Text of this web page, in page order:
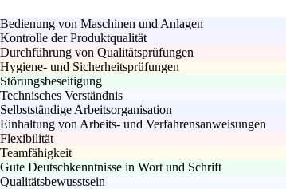
Bedienung von Maschinen und Anlagen
Kontrolle der Produktqualität
Durchführung von Qualitätsprüfungen
Hygiene- und Sicherheitsprüfungen
Störungsbeseitigung
Technisches Verständnis
Selbstständige Arbeitsorganisation
Einhaltung von Arbeits- und Verfahrensanweisungen
Flexibilität
Teamfähigkeit
Gute Deutschkenntnisse in Wort und Schrift
Qualitätsbewusstsein